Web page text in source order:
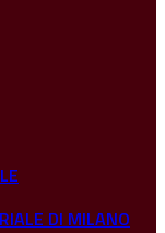
DI MILANO